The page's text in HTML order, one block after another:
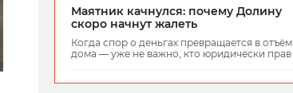
Маятник качнулся: почему Долину
скоро начнут жалеть
Когда спор о деньгах превращается в отъём
дома — уже не важно, кто юридически прав